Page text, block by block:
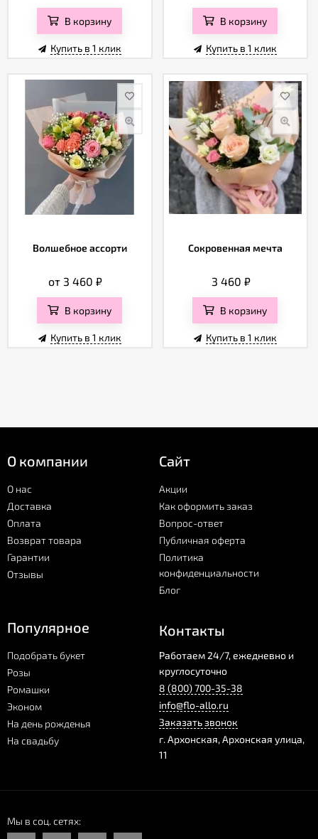
В корзину
Купить в 1 клик
В корзину
Купить в 1 клик
Волшебное ассорти
от 3 460₽
В корзину
Купить в 1 клик
Сокровенная мечта
3 460 ₽
В корзину
Купить в 1 клик
О компании
О нас
Доставка
Оплата
Возврат товара
Гарантии
Отзывы
Сайт
Акции
Как оформить заказ
Вопрос-ответ
Публичная оферта
Политика
конфиденциальности
Блог
Популярное
Подобрать букет
Розы
Ромашки
Эконом
На день рожденья
На свадьбу
Контакты
Работаем 24/7, ежедневно и
круглосуточно
8 (800) 700-35-38
info@flo-allo.ru
Заказать звонок
г.Архонская,Архонская улица,
11
Мы в соц. сетях